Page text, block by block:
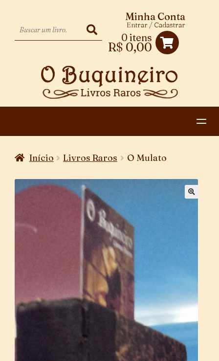
0 itens
R$ 0,00
Minha Conta
Entrar / Cadastrar
MENU
DESCENDENTE
PAGAMENTO E ENTREGA
CONTATO
Início Livros Raros O Mulato